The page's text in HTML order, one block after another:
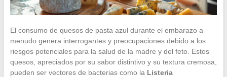
El consumo de quesos de pasta azul durante el embarazo a
menudo genera interrogantes y preocupaciones debido a los
riesgos potenciales para la salud de la madre y del feto. Estos
quesos, apreciados por su sabor distintivo y su textura cremosa,
pueden ser vectores de bacterias como la Listeria